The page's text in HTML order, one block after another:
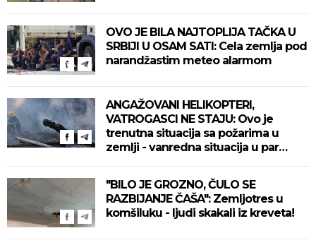
OVO JE BILA NAJTOPLIJA TAČKA U
SRBIJI U OSAM SATI: Cela zemlja pod
narandžastim meteo alarmom
ANGAŽOVANI HELIKOPTERI,
VATROGASCI NE STAJU: Ovo je
trenutna situacija sa požarima u
zemlji - vanredna situacija u par
"BILO JE GROZNO, ČULO SE
RAZBIJANJE ČAŠA": Zemljotres u
komšiluku - ljudi skakali iz kreveta!